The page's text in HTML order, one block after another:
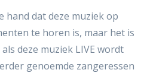
hand dat deze muziek op
te horen is, maar het is
deze muziek LIVE wordt
genoemde zangeressen